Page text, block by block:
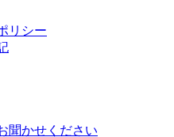
リシー
聞かせください